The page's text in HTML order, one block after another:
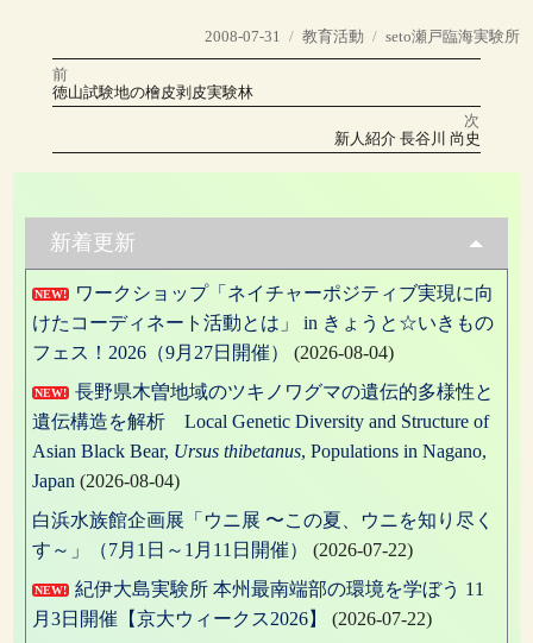
投
稿
日:
2008-07-31
カ
テ
リ
教育活動
タ
グ
seto瀬戸臨海実験所
投
ナ
ゲ
ー
シ
ョ
ン
前
前
の
徳山試験地の檜皮剥皮実験林
次
の
新人紹介 長谷川 尚史
新着更新
NEW!
ワークショップ「ネイチャーポジティブ実現に向
けたコーディネート活動とは」 in きょうと☆いきもの
フェス！2026（9月27日開催）
(2026-08-04)
NEW!
長野県木曽地域のツキノワグマの遺伝的多様性と
遺伝構造を解析 Local Genetic Diversity and Structure of
Asian Black Bear, Ursus thibetanus, Populations in Nagano,
Japan (2026-08-04)
白浜水族館企画展「ウニ展 〜この夏、ウニを知り尽く
す～」（7月1日～1月11日開催）
(2026-07-22)
NEW!
紀伊大島実験所 本州最南端部の環境を学ぼう 11
月3日開催【京大ウィークス2026】
(2026-07-22)